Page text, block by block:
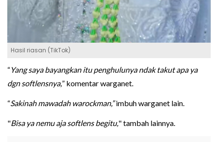
Hasil riasan (TikTok)
“Yang saya bayangkan itu penghulunya ndak takut apa ya
dgn softlensnya,” komentar warganet.
“Sakinah mawadah warockman,”imbuh warganet lain.
"Bisa ya nemu aja softlens begitu," tambah lainnya.